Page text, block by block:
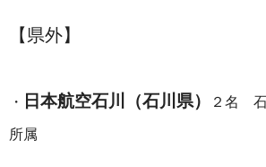
【県外】
・ 日本航空石川（石川県） ２名
所属